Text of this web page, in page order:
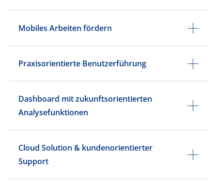
Mobiles Arbeiten fördern
Praxisorientierte Benutzerführung
Dashboard mit zukunftsorientierten
Analysefunktionen
Cloud Solution & kundenorientierter
Support